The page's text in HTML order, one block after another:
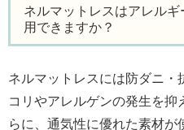
ネルマットレスはアレル
用できますか？
ネルマットレスには防ダニ・
コリやアレルゲンの発生を抑
らに、通気性に優れた素材が